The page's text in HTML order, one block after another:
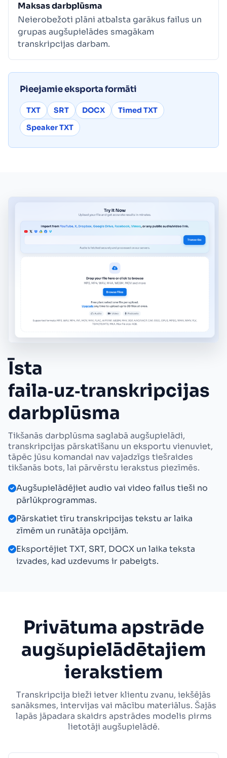
Maksas darbplūsma
Neierobežoti plāni atbalsta garākus failus un
grupas augšupielādes smagākam
transkripcijas darbam.
Pieejamie eksporta formāti
TXT SRT DOCX
Timed TXT
Speaker TXT
Īsta
faila‑uz‑transkripcijas
darbplūsma
Tikšanās darbplūsma saglabā augšupielādi,
transkripcijas pārskatīšanu un eksportu vienuviet,
tāpēc jūsu komandai nav vajadzīgs tiešraides
tikšanās bots, lai pārvērstu ierakstus piezīmēs.
Augšupielādējiet audio vai video failus tieši no
pārlūkprogrammas.
Pārskatiet tīru transkripcijas tekstu ar laika
zīmēm un runātāja opcijām.
Eksportējiet TXT, SRT, DOCX un laika teksta
izvades, kad uzdevums ir pabeigts.
Privātuma apstrāde
augšupielādētajiem
ierakstiem
Transkripcija bieži ietver klientu zvanu, iekšējās
sanāksmes, intervijas vai mācību materiālus. Šajās
lapās jāpadara skaidrs apstrādes modelis pirms
lietotāji augšupielādē.